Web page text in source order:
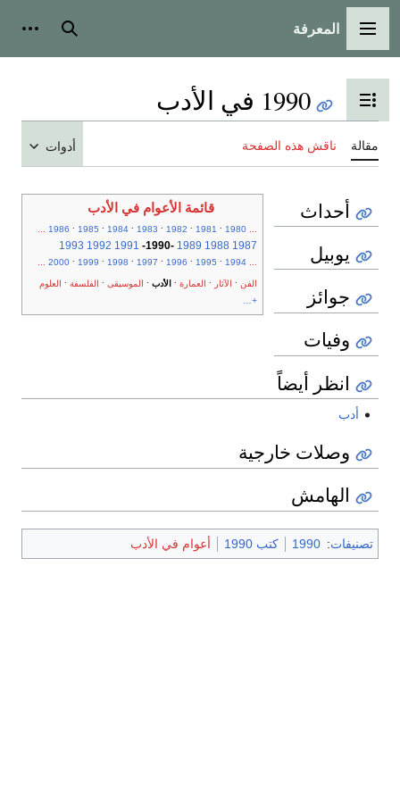
القائمة الرئيسية
المعرفة بحث
تبديل عرض جدول المحتويات
1990 في الأدب
مقالة ناقش هذه الصفحة أدوات
قائمة الأعوام في الأدب
...
1980
1981
1982
1983
1984
1985
1986
...
1987
1988
1989
-
1990
-
1991
1992
1993
...
1994
1995
1996
1997
1998
1999
2000
...
الفن الآثار العمارة الأدب الموسيقى الفلسفة
العلوم
+...
أحداث
يوبيل
جوائز
وفيات
انظر أيضاً
أدب
وصلات خارجية
الهامش
تصنيفات:
1990 كتب 1990 أعوام في الأدب